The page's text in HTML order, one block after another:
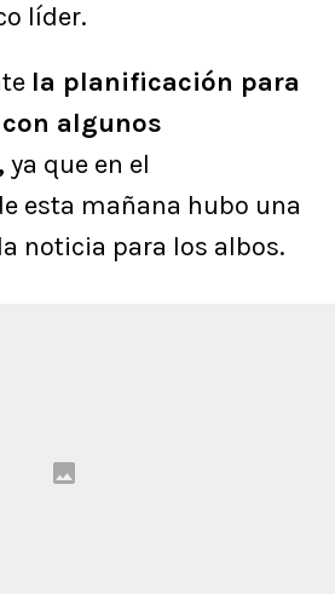
líder.
la planificación para
algunos
ya que en el
esta mañana hubo una
noticia para los albos.